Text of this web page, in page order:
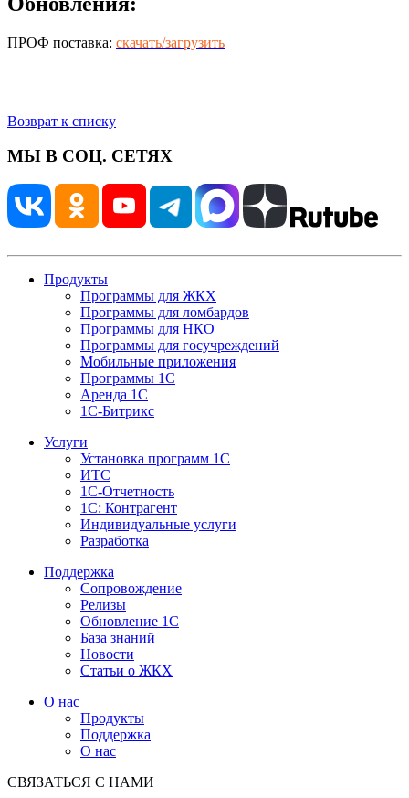
ПРОФ поставка: скачать/загрузить
Возврат к списку
МЫ В СОЦ. СЕТЯХ
Продукты
Программы для ЖКХ
Программы для ломбардов
Программы для НКО
Программы для госучреждений
Мобильные приложения
Программы 1С
Аренда 1С
1С-Битрикс
Услуги
Установка программ 1С
ИТС
1С-Отчетность
1С: Контрагент
Индивидуальные услуги
Разработка
Поддержка
Сопровождение
Релизы
Обновление 1С
База знаний
Новости
Статьи о ЖКХ
О нас
Продукты
Поддержка
О нас
СВЯЗАТЬСЯ С НАМИ